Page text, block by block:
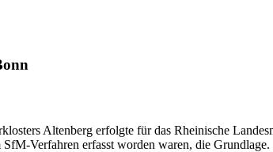
Altenberg erfolgte für das Rheinische
Verfahren erfasst worden waren, die Grundlage.